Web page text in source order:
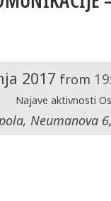
2017 from
Najave aktivnosti
Neumanova